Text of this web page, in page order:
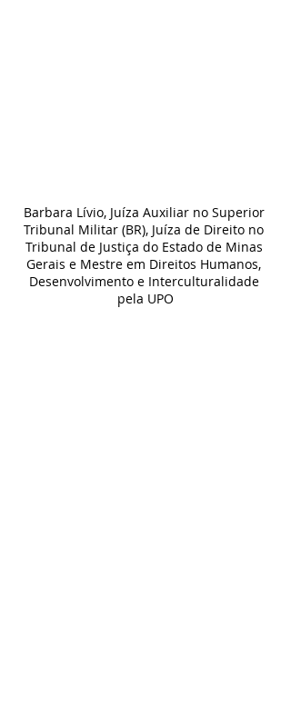
Barbara Lívio, Juíza Auxiliar no Superior
Tribunal Militar (BR), Juíza de Direito no
Tribunal de Justiça do Estado de Minas
Gerais e Mestre em Direitos Humanos,
Desenvolvimento e Interculturalidade
pela UPO